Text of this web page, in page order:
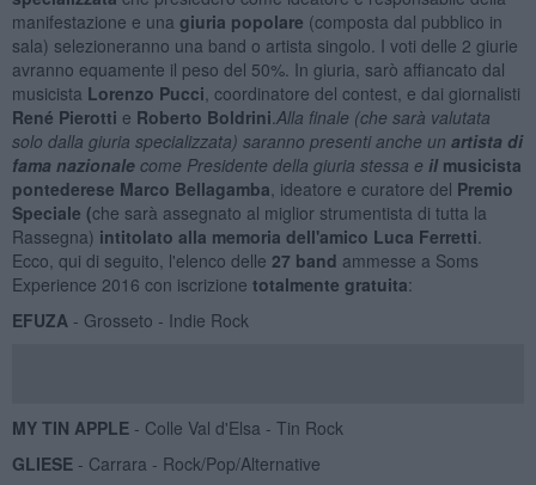
manifestazione e una giuria popolare (composta dal pubblico in
sala) selezioneranno una band o artista singolo. I voti delle 2 giurie
avranno equamente il peso del 50%. In giuria, sarò affiancato dal
musicista Lorenzo Pucci , coordinatore del contest, e dai giornalisti
René Pierotti e Roberto Boldrini Alla finale (che sarà valutata
solo dalla giuria specializzata) saranno presenti anche un artista di
fama nazionale come Presidente della giuria stessa e il musicista
pontederese Marco Bellagamba , ideatore e curatore del Premio
Speciale (che sarà assegnato al miglior strumentista di tutta la
Rassegna) intitolato alla memoria dell'amico Luca Ferretti
Ecco, qui di seguito, l'elenco delle 27 band ammesse a Soms
Experience 2016 con iscrizione totalmente gratuita:
EFUZA - Grosseto - Indie Rock
MY TIN APPLE- Colle Val d'Elsa - Tin Rock
GLIESE- Carrara - Rock/Pop/Alternative